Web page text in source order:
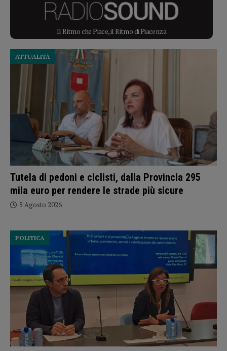
Il Ritmo che Piace, il Ritmo di Piacenza
Tutela di pedoni e ciclisti, dalla Provincia 295
mila euro per rendere le strade più sicure
ATTUALITÀ
5 Agosto 2026
POLITICA